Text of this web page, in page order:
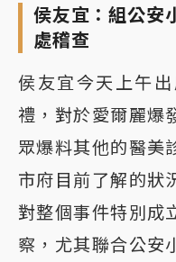
侯友宜：組公安
處稽查
侯友宜今天上午
禮，對於愛爾麗爆
眾爆料其他的醫美
市府目前了解的狀
對整個事件特別成
察，尤其聯合公安